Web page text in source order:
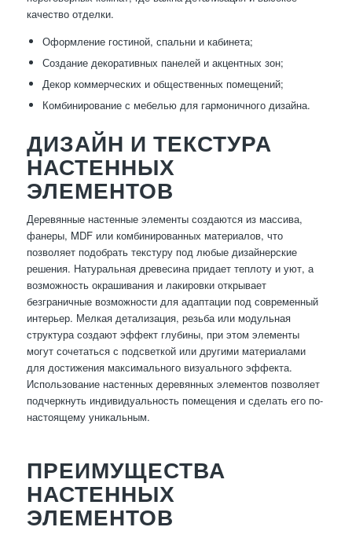
качество отделки.
Оформление гостиной, спальни и кабинета;
Создание декоративных панелей и акцентных зон;
Декор коммерческих и общественных помещений;
Комбинирование с мебелью для гармоничного дизайна.
ДИЗАЙН И ТЕКСТУРА
НАСТЕННЫХ
ЭЛЕМЕНТОВ
Деревянные настенные элементы создаются из массива,
фанеры, MDF или комбинированных материалов, что
позволяет подобрать текстуру под любые дизайнерские
решения. Натуральная древесина придает теплоту и уют, а
возможность окрашивания и лакировки открывает
безграничные возможности для адаптации под современный
интерьер. Мелкая детализация, резьба или модульная
структура создают эффект глубины, при этом элементы
могут сочетаться с подсветкой или другими материалами
для достижения максимального визуального эффекта.
Использование настенных деревянных элементов позволяет
подчеркнуть индивидуальность помещения и сделать его по-
настоящему уникальным.
ПРЕИМУЩЕСТВА
НАСТЕННЫХ
ЭЛЕМЕНТОВ